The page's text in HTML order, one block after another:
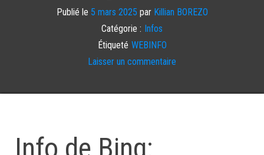
Publié le 5 mars 2025 par Killian BOREZO
Catégorie : Infos
Étiqueté WEBINFO
Laisser un commentaire
Info de Bing: